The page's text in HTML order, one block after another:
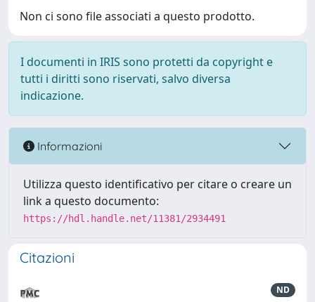
Non ci sono file associati a questo prodotto.
I documenti in IRIS sono protetti da copyright e
tutti i diritti sono riservati, salvo diversa
indicazione.
Informazioni
Utilizza questo identificativo per citare o creare un
link a questo documento:
https://hdl.handle.net/11381/2934491
Citazioni
ND